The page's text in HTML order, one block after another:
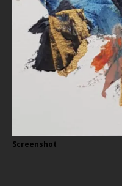
Screenshot